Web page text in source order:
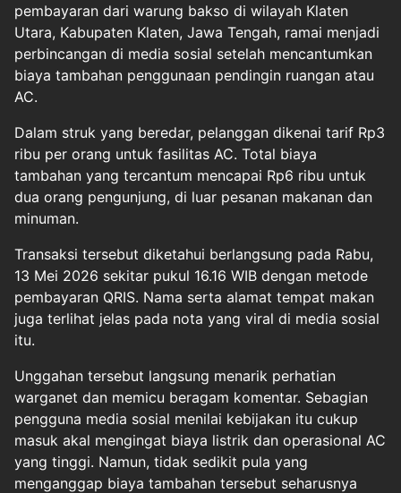
pembayaran dari warung bakso di wilayah Klaten
Utara, Kabupaten Klaten, Jawa Tengah, ramai menjadi
perbincangan di media sosial setelah mencantumkan
biaya tambahan penggunaan pendingin ruangan atau
AC.
Dalam struk yang beredar, pelanggan dikenai tarif Rp3
ribu per orang untuk fasilitas AC. Total biaya
tambahan yang tercantum mencapai Rp6 ribu untuk
dua orang pengunjung, di luar pesanan makanan dan
minuman.
Transaksi tersebut diketahui berlangsung pada Rabu,
13 Mei 2026 sekitar pukul 16.16 WIB dengan metode
pembayaran QRIS. Nama serta alamat tempat makan
juga terlihat jelas pada nota yang viral di media sosial
itu.
Unggahan tersebut langsung menarik perhatian
warganet dan memicu beragam komentar. Sebagian
pengguna media sosial menilai kebijakan itu cukup
masuk akal mengingat biaya listrik dan operasional AC
yang tinggi. Namun, tidak sedikit pula yang
menganggap biaya tambahan tersebut seharusnya